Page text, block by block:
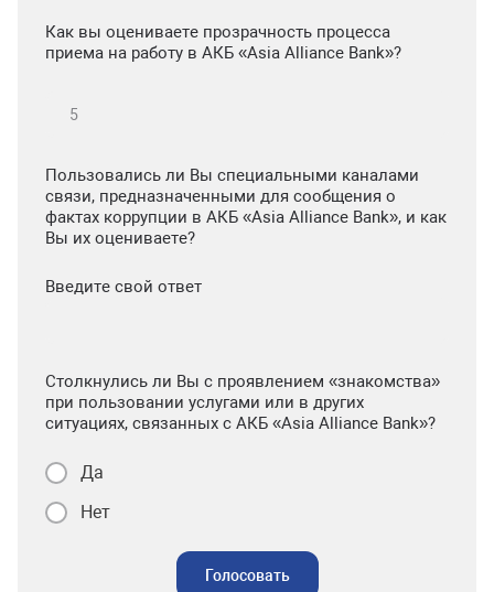
Как вы оцениваете прозрачность процесса
приема на работу в АКБ «Asia Alliance Bank»?
Пользовались ли Вы специальными каналами
связи, предназначенными для сообщения о
фактах коррупции в АКБ «Asia Alliance Bank», и как
Вы их оцениваете?
Введите свой ответ
Столкнулись ли Вы с проявлением «знакомства»
при пользовании услугами или в других
ситуациях, связанных с АКБ «Asia Alliance Bank»?
Да
Нет
Голосовать